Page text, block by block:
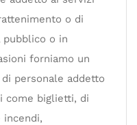
o di
o in
forniamo un
personale addetto
come biglietti, di
incendi,